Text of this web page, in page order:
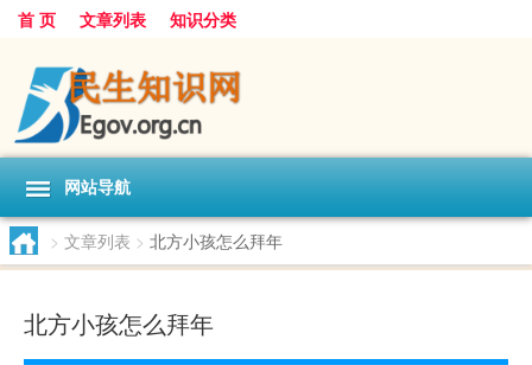
首 页 文章列表 知识分类
网站导航
> 文章列表 > 北方小孩怎么拜年
北方小孩怎么拜年